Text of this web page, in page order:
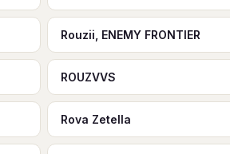
Rouzii, ENEMY FRONTIER
ROUZVVS
Rova Zetella